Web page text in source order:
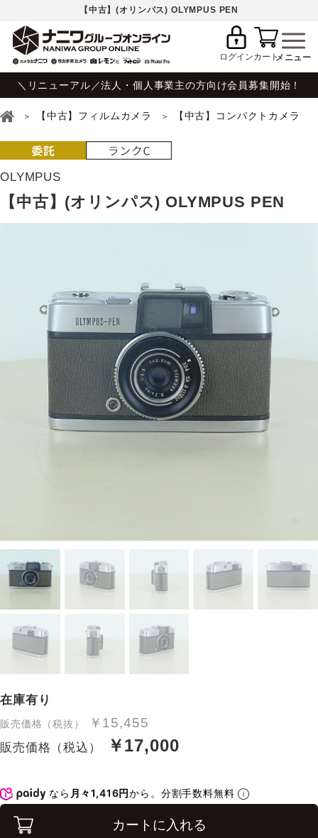
【中古】(オリンパス) OLYMPUS PEN
ログインカート
＼リニューアル／法人・個人事業主の方向け会員募集開始！
【中古】フィルムカメラ 【中古】コンパクトカメラ
OLYMPUS
【中古】(オリンパス) OLYMPUS PEN
在庫有り
販売価格（税抜） ￥15,455
販売価格（税込） ￥17,000
なら 月々1,416円から。分割手数料無料
カートに入れる